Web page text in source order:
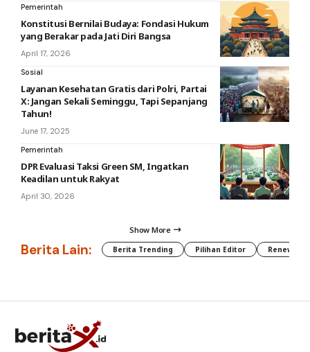
Pemerintah
Konstitusi Bernilai Budaya: Fondasi Hukum
yang Berakar pada Jati Diri Bangsa
April 17, 2026
Sosial
Layanan Kesehatan Gratis dari Polri, Partai
X: Jangan Sekali Seminggu, Tapi Sepanjang
Tahun!
June 17, 2025
Pemerintah
DPR Evaluasi Taksi Green SM, Ingatkan
Keadilan untuk Rakyat
April 30, 2026
Show More
Berita Lain: Berita Trending Pilihan Editor